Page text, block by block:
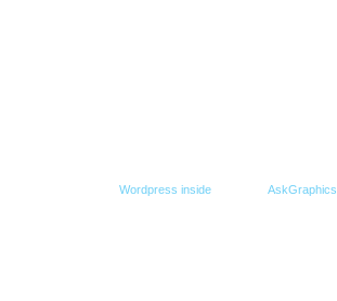
Wordpress inside AskGraphics